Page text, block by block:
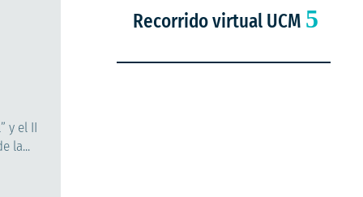
y el II
la...
Recorrido virtual UCM